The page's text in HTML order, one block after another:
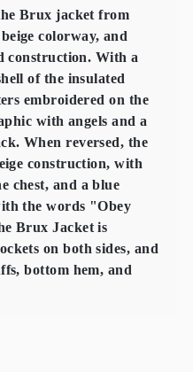
Brux jacket from
colorway, and
construction. With a
of the insulated
embroidered on the
with angels and a
When reversed, the
construction, with
chest, and a blue
the words "Obey
Brux Jacket is
on both sides, and
bottom hem, and